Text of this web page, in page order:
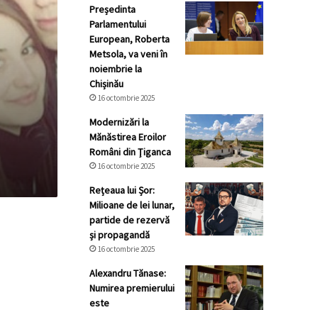
Președinta
Parlamentului
European, Roberta
Metsola, va veni în
noiembrie la
Chișinău
16 octombrie 2025
Modernizări la
Mănăstirea Eroilor
Români din Ţiganca
16 octombrie 2025
Rețeaua lui Șor:
Milioane de lei lunar,
partide de rezervă
și propagandă
16 octombrie 2025
Alexandru Tănase:
Numirea premierului
este